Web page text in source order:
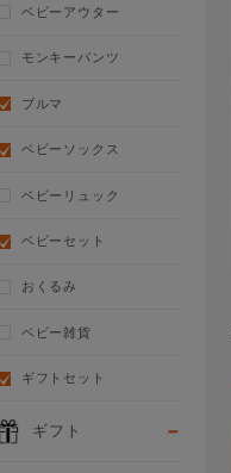
ベビーアウター
モンキーパンツ
ブルマ
ベビーソックス
ベビーリュック
ベビーセット
おくるみ
ベビー雑貨
ギフトセット
ギフト